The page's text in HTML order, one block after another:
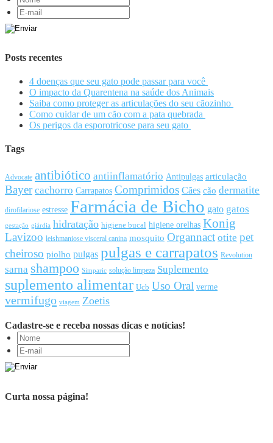
Posts recentes
4 doenças que seu gato pode passar para você
O impacto da Quarentena na saúde dos Animais
Saiba como proteger as articulações do seu cãozinho
Como cuidar de um cão com a pata quebrada
Os perigos da esporotricose para seu gato
Tags
Advocate antibiótico antiinflamatório Antipulgas articulação
Bayer cachorro Carrapatos Comprimidos Cães cão dermatite
dirofilariose estresse Farmácia de Bicho gato gatos
gestação giárdia hidratação higiene bucal higiene orelhas Konig
Lavizoo leishmaniose visceral canina mosquito Organnact otite pet
cheiroso piolho pulgas pulgas e carrapatos Revolution
sarna shampoo Simparic solução limpeza Suplemento
suplemento alimentar Ucb Uso Oral verme
vermifugo viagem Zoetis
Cadastre-se e receba nossas dicas e notícias!
Curta nossa página!